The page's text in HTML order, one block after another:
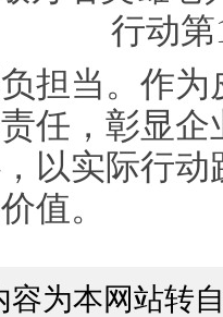
担当。作
任，彰显
以实际行
值。
容为本网站转